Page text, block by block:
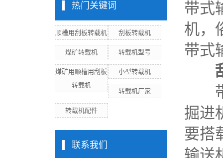
热门关键词
顺槽用刮板转载机 刮板转载机
煤矿转载机 转载机型号
煤矿用顺槽用刮板
转载机
小型转载机
转载机厂家
转载机配件
联系我们
带式
机，
带式
带
掘进
要搭